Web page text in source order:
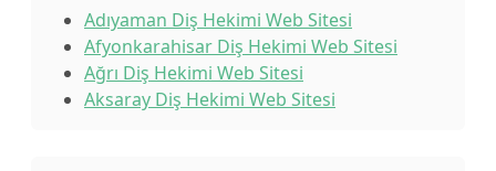
Adıyaman Diş Hekimi Web Sitesi
Afyonkarahisar Diş Hekimi Web Sitesi
Ağrı Diş Hekimi Web Sitesi
Aksaray Diş Hekimi Web Sitesi